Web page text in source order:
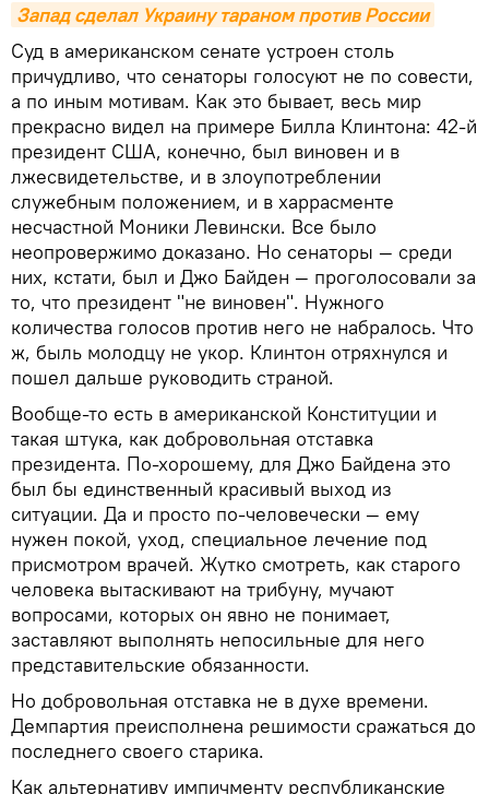
Запад сделал Украину тараном против России
Суд в американском сенате устроен столь
причудливо, что сенаторы голосуют не по совести,
а по иным мотивам. Как это бывает, весь мир
прекрасно видел на примере Билла Клинтона: 42-й
президент США, конечно, был виновен и в
лжесвидетельстве, и в злоупотреблении
служебным положением, и в харрасменте
несчастной Моники Левински. Все было
неопровержимо доказано. Но сенаторы — среди
них, кстати, был и Джо Байден — проголосовали за
то, что президент "не виновен". Нужного
количества голосов против него не набралось. Что
ж, быль молодцу не укор. Клинтон отряхнулся и
пошел дальше руководить страной.
Вообще-то есть в американской Конституции и
такая штука, как добровольная отставка
президента. По-хорошему, для Джо Байдена это
был бы единственный красивый выход из
ситуации. Да и просто по-человечески — ему
нужен покой, уход, специальное лечение под
присмотром врачей. Жутко смотреть, как старого
человека вытаскивают на трибуну, мучают
вопросами, которых он явно не понимает,
заставляют выполнять непосильные для него
представительские обязанности.
Но добровольная отставка не в духе времени.
Демпартия преисполнена решимости сражаться до
последнего своего старика.
Как альтернативу импичменту республиканские